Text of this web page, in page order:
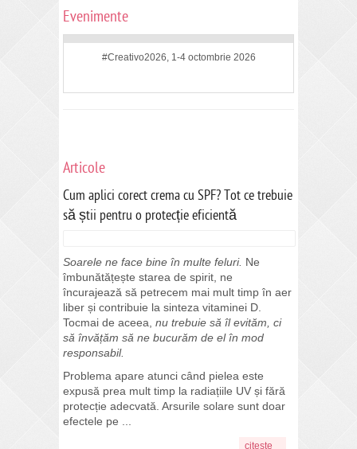
Evenimente
#Creativo2026, 1-4 octombrie 2026
Articole
Cum aplici corect crema cu SPF? Tot ce trebuie
să știi pentru o protecție eficientă
Soarele ne face bine în multe feluri. Ne
îmbunătățește starea de spirit, ne
încurajează să petrecem mai mult timp în aer
liber și contribuie la sinteza vitaminei D.
Tocmai de aceea, nu trebuie să îl evităm, ci
să învățăm să ne bucurăm de el în mod
responsabil.
Problema apare atunci când pielea este
expusă prea mult timp la radiațiile UV și fără
protecție adecvată. Arsurile solare sunt doar
efectele pe ...
citeste